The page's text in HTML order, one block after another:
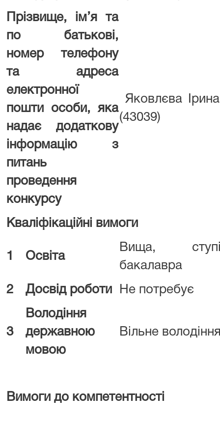
Прізвище, ім’я та
по батькові,
номер телефону
та адреса
електронної
пошти особи, яка
надає додаткову
інформацію з
питань
проведення
конкурсу
Яковлєва
(43039)
Кваліфікаційні вимоги
1 Освіта
Вища,
бакалавра
2 Досвід роботи Не потребує
3
Володіння
державною
мовою
Вільне
Вимоги до компетентності